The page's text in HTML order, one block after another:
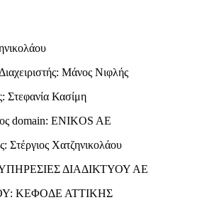
Μάνος Νιφλής
Στεφανία Κασίμη
domain: ENIKOS AE
Στέργιος Χατζηνικολάου
ΔΙΑΔΙΚΤΥΟΥ ΑΕ
ΚΕΦΟΔΕ ΑΤΤΙΚΗΣ